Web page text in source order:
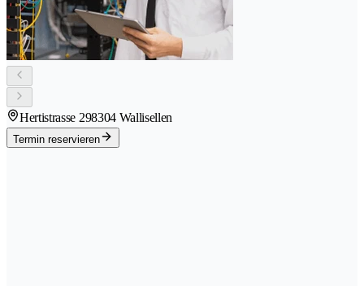
Hertistrasse 298304 Wallisellen
Termin reservieren